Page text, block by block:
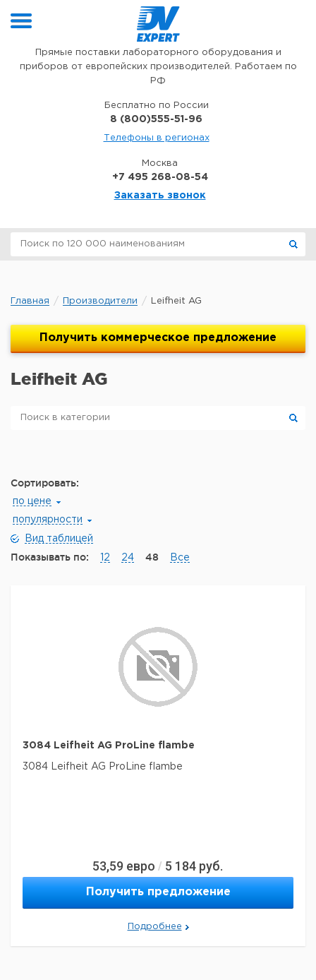
Прямые поставки лабораторного оборудования и
приборов от европейских производителей. Работаем по
РФ
Бесплатно по России
8 (800)555-51-96
Телефоны в регионах
Москва
+7 495 268-08-54
Заказать звонок
Главная Производители Leifheit AG
Получить коммерческое предложение
Leifheit AG
Сортировать:
по цене
популярности
Вид таблицей
Показывать по: 12 24 48 Все
3084 Leifheit AG ProLine flambe
3084 Leifheit AG ProLine flambe
53,59 евро / 5 184 руб.
Получить предложение
Подробнее